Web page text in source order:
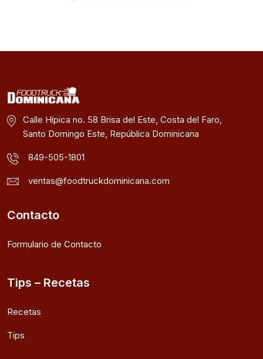
Calle Hípica no. 58 Brisa del Este, Costa del Faro,
Santo Domingo Este, República Dominicana
849-505-1801
ventas@foodtruckdominicana.com
Contacto
Formulario de Contacto
Tips – Recetas
Recetas
Tips